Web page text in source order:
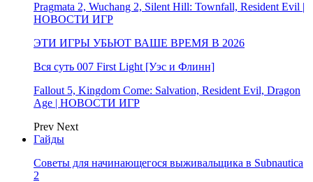
Pragmata 2, Wuchang 2, Silent Hill: Townfall, Resident Evil |
НОВОСТИ ИГР
ЭТИ ИГРЫ УБЬЮТ ВАШЕ ВРЕМЯ В 2026
Вся суть 007 First Light [Уэс и Флинн]
Fallout 5, Kingdom Come: Salvation, Resident Evil, Dragon
Age | НОВОСТИ ИГР
Prev Next
Гайды
Советы для начинающегося выживальщика в Subnautica
2